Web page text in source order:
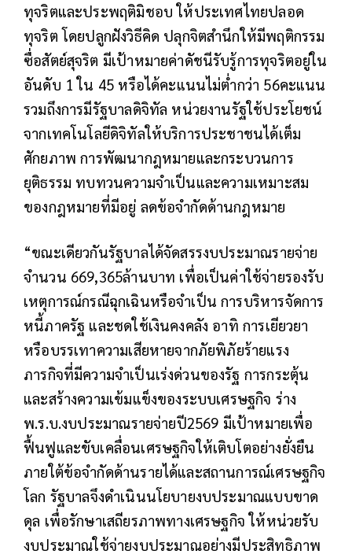
ทุจริตและประพฤติมิชอบ ให้ประเทศไทยปลอด
ทุจริต โดยปลูกฝังวิธีคิด ปลุกจิตสำนึกให้มีพฤติกรรม
ซื่อสัตย์สุจริต มีเป้าหมายค่าดัชนีรับรู้การทุจริตอยู่ใน
อันดับ 1 ใน 45 หรือได้คะแนนไม่ต่ำกว่า 56คะแนน
รวมถึงการมีรัฐบาลดิจิทัล หน่วยงานรัฐใช้ประโยชน์
จากเทคโนโลยีดิจิทัลให้บริการประชาชนได้เต็ม
ศักยภาพ การพัฒนากฎหมายและกระบวนการ
ยุติธรรม ทบทวนความจำเป็นและความเหมาะสม
ของกฎหมายที่มีอยู่ ลดข้อจำกัดด้านกฎหมาย
“ขณะเดียวกันรัฐบาลได้จัดสรรงบประมาณรายจ่าย
จำนวน 669,365ล้านบาท เพื่อเป็นค่าใช้จ่ายรองรับ
เหตุการณ์กรณีฉุกเฉินหรือจำเป็น การบริหารจัดการ
หนี้ภาครัฐ และชดใช้เงินคงคลัง อาทิ การเยียวยา
หรือบรรเทาความเสียหายจากภัยพิภัยร้ายแรง
ภารกิจที่มีความจำเป็นเร่งด่วนของรัฐ การกระตุ้น
และสร้างความเข้มแข็งของระบบเศรษฐกิจ ร่าง
พ.ร.บ.งบประมาณรายจ่ายปี2569 มีเป้าหมายเพื่อ
ฟื้นฟูและขับเคลื่อนเศรษฐกิจให้เติบโตอย่างยั่งยืน
ภายใต้ข้อจำกัดด้านรายได้และสถานการณ์เศรษฐกิจ
โลก รัฐบาลจึงดำเนินนโยบายงบประมาณแบบขาด
ดุล เพื่อรักษาเสถียรภาพทางเศรษฐกิจ ให้หน่วยรับ
งบประมาณใช้จ่ายงบประมาณอย่างมีประสิทธิภาพ